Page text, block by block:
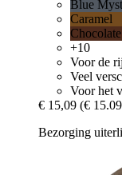
Blue
Caramel
Chocolate
+10
Voor de
Veel
Voor het
€ 15,09 (€
Bezorging